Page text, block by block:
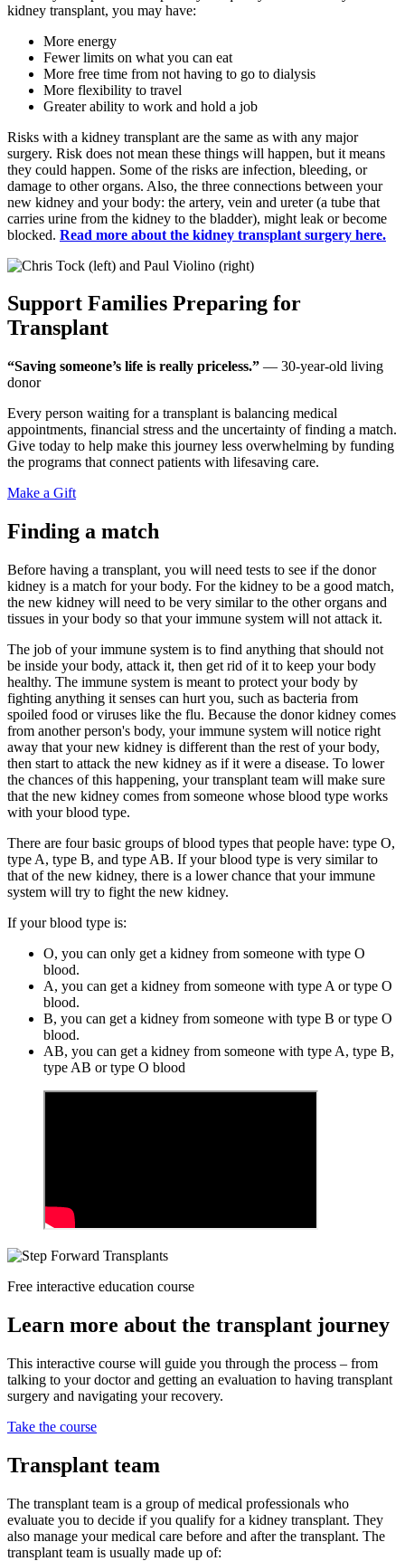
kidney transplant, you may have:
More energy
Fewer limits on what you can eat
More free time from not having to go to dialysis
More flexibility to travel
Greater ability to work and hold a job
Risks with a kidney transplant are the same as with any major
surgery. Risk does not mean these things will happen, but it means
they could happen. Some of the risks are infection, bleeding, or
damage to other organs. Also, the three connections between your
new kidney and your body: the artery, vein and ureter (a tube that
carries urine from the kidney to the bladder), might leak or become
blocked. Read more about the kidney transplant surgery here.
Support Families Preparing for
Transplant
“Saving someone’s life is really priceless.” — 30-year-old living
donor
Every person waiting for a transplant is balancing medical
appointments, financial stress and the uncertainty of finding a match.
Give today to help make this journey less overwhelming by funding
the programs that connect patients with lifesaving care.
Make a Gift
Finding a match
Before having a transplant, you will need tests to see if the donor
kidney is a match for your body. For the kidney to be a good match,
the new kidney will need to be very similar to the other organs and
tissues in your body so that your immune system will not attack it.
The job of your immune system is to find anything that should not
be inside your body, attack it, then get rid of it to keep your body
healthy. The immune system is meant to protect your body by
fighting anything it senses can hurt you, such as bacteria from
spoiled food or viruses like the flu. Because the donor kidney comes
from another person's body, your immune system will notice right
away that your new kidney is different than the rest of your body,
then start to attack the new kidney as if it were a disease. To lower
the chances of this happening, your transplant team will make sure
that the new kidney comes from someone whose blood type works
with your blood type.
There are four basic groups of blood types that people have: type O,
type A, type B, and type AB. If your blood type is very similar to
that of the new kidney, there is a lower chance that your immune
system will try to fight the new kidney.
If your blood type is:
O, you can only get a kidney from someone with type O
blood.
A, you can get a kidney from someone with type A or type O
blood.
B, you can get a kidney from someone with type B or type O
blood.
AB, you can get a kidney from someone with type A, type B,
type AB or type O blood
Free interactive education course
Learn more about the transplant journey
This interactive course will guide you through the process – from
talking to your doctor and getting an evaluation to having transplant
surgery and navigating your recovery.
Take the course
Transplant team
The transplant team is a group of medical professionals who
evaluate you to decide if you qualify for a kidney transplant. They
also manage your medical care before and after the transplant. The
transplant team is usually made up of: